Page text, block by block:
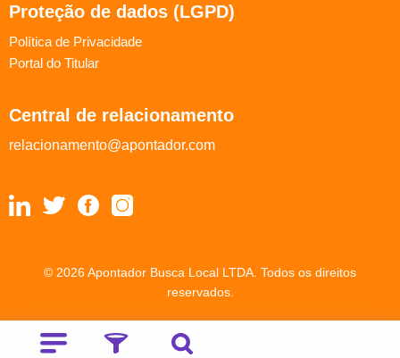
Proteção de dados (LGPD)
Política de Privacidade
Portal do Titular
Central de relacionamento
relacionamento@apontador.com
© 2026 Apontador Busca Local LTDA. Todos os direitos
reservados.